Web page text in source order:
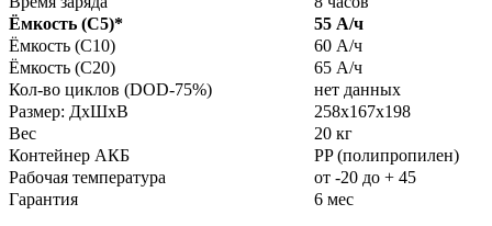
Ёмкость (С5)*
55 А/ч
Ёмкость (С10)
60 А/ч
Ёмкость (С20)
65 А/ч
Кол-во циклов (DOD-75%)
нет данных
Размер: ДхШхВ
258x167x198
Вес
20 кг
Контейнер АКБ
PP (полипропилен)
Рабочая температура
от -20 до + 45
Гарантия
6 мес